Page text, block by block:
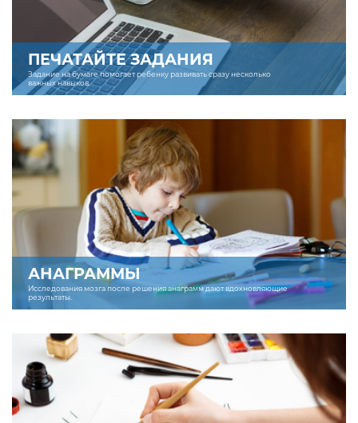
ПЕЧАТАЙТЕ ЗАДАНИЯ
Задание на бумаге помогает ребенку развивать сразу несколько
важных навыков.
АНАГРАММЫ
Исследования мозга после решения анаграмм дают вдохновляющие
результаты.